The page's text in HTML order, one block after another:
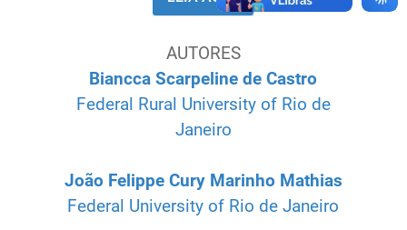
AUTORES
Biancca Scarpeline de Castro
Federal Rural University of Rio de
Janeiro
João Felippe Cury Marinho Mathias
Federal University of Rio de Janeiro